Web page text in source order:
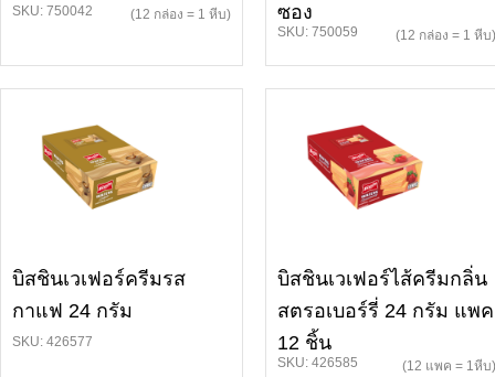
SKU: 750042 (12 กล่อง = 1 หีบ)
ซอง
SKU: 750059 (12 กล่อง = 1 หีบ)
บิสชินเวเฟอร์ครีมรส
กาแฟ 24 กรัม
SKU: 426577
บิสชินเวเฟอร์ไส้ครีมกลิ่น
สตรอเบอร์รี่ 24 กรัม แพค
12 ชิ้น
SKU: 426585 (12 แพค = 1หีบ)